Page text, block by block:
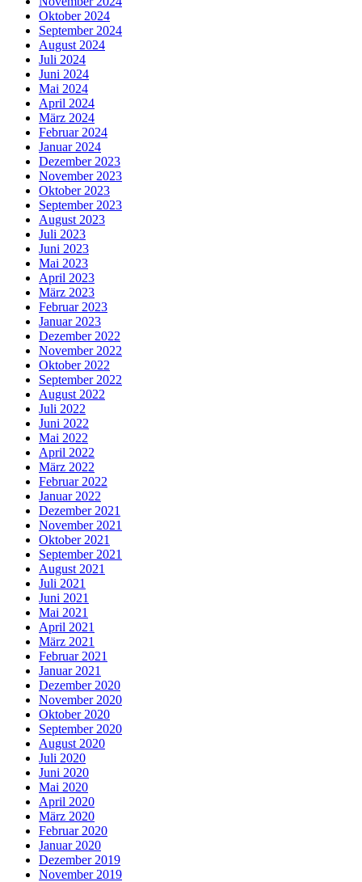
Oktober 2024
September 2024
August 2024
Juli 2024
Juni 2024
Mai 2024
April 2024
März 2024
Februar 2024
Januar 2024
Dezember 2023
November 2023
Oktober 2023
September 2023
August 2023
Juli 2023
Juni 2023
Mai 2023
April 2023
März 2023
Februar 2023
Januar 2023
Dezember 2022
November 2022
Oktober 2022
September 2022
August 2022
Juli 2022
Juni 2022
Mai 2022
April 2022
März 2022
Februar 2022
Januar 2022
Dezember 2021
November 2021
Oktober 2021
September 2021
August 2021
Juli 2021
Juni 2021
Mai 2021
April 2021
März 2021
Februar 2021
Januar 2021
Dezember 2020
November 2020
Oktober 2020
September 2020
August 2020
Juli 2020
Juni 2020
Mai 2020
April 2020
März 2020
Februar 2020
Januar 2020
Dezember 2019
November 2019